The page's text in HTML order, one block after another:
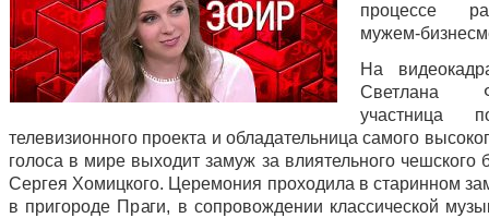
процессе
мужем-
На
Светлана
участница
телевизионного проекта и обладательница самого
голоса в мире выходит замуж за влиятельного чешского
Сергея Хомицкого. Церемония проходила в старинном
в пригороде Праги, в сопровождении классической